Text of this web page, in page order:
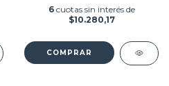
6 cuotas sin interés de
$10.280,17